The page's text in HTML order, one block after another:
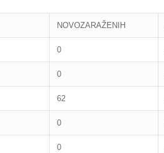
NOVOZARAŽENIH
0
0
62
0
0